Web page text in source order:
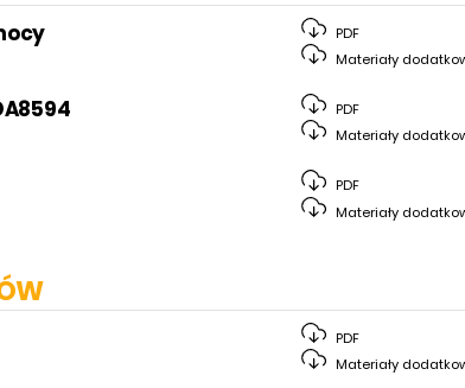
PDF
Materiały
PDF
Materiały
PDF
Materiały
PDF
Materiały